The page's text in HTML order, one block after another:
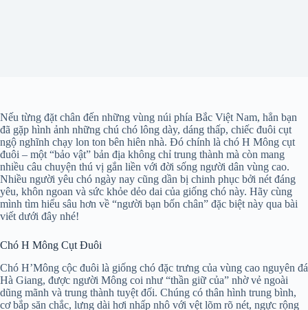
Nếu từng đặt chân đến những vùng núi phía Bắc Việt Nam, hẳn bạn
đã gặp hình ảnh những chú chó lông dày, dáng thấp, chiếc đuôi cụt
ngộ nghĩnh chạy lon ton bên hiên nhà. Đó chính là chó H Mông cụt
đuôi – một “bảo vật” bản địa không chỉ trung thành mà còn mang
nhiều câu chuyện thú vị gắn liền với đời sống người dân vùng cao.
Nhiều người yêu chó ngày nay cũng dần bị chinh phục bởi nét đáng
yêu, khôn ngoan và sức khỏe dẻo dai của giống chó này. Hãy cùng
mình tìm hiểu sâu hơn về “người bạn bốn chân” đặc biệt này qua bài
viết dưới đây nhé!
Chó H Mông Cụt Đuôi
Chó H’Mông cộc đuôi là giống chó đặc trưng của vùng cao nguyên đá
Hà Giang, được người Mông coi như “thần giữ của” nhờ vẻ ngoài
dũng mãnh và trung thành tuyệt đối. Chúng có thân hình trung bình,
cơ bắp săn chắc, lưng dài hơi nhấp nhô với vệt lõm rõ nét, ngực rộng